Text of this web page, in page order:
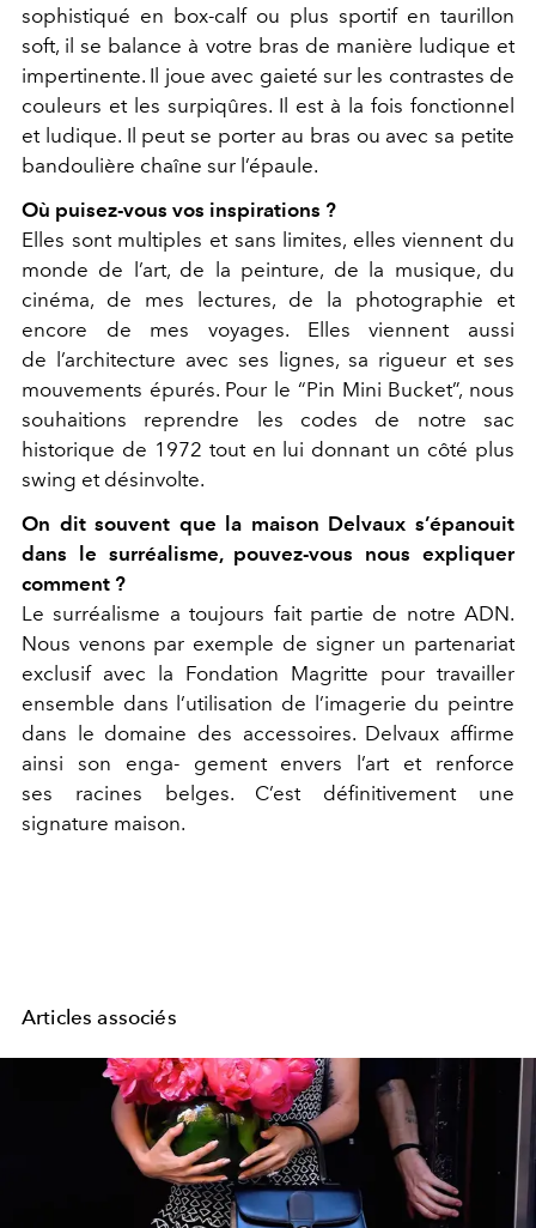
sophistiqué en box-calf ou plus sportif en taurillon
soft, il se balance à votre bras de manière ludique et
impertinente. Il joue avec gaieté sur les contrastes de
couleurs et les surpiqûres. Il est à la fois fonctionnel
et ludique. Il peut se porter au bras ou avec sa petite
bandoulière chaîne sur l’épaule.
Où puisez-vous vos inspirations ?
Elles sont multiples et sans limites, elles viennent du
monde de l’art, de la peinture, de la musique, du
cinéma, de mes lectures, de la photographie et
encore de mes voyages. Elles viennent aussi
de l’architecture avec ses lignes, sa rigueur et ses
mouvements épurés. Pour le “Pin Mini Bucket”, nous
souhaitions reprendre les codes de notre sac
historique de 1972 tout en lui donnant un côté plus
swing et désinvolte.
On dit souvent que la maison Delvaux s’épanouit
dans le surréalisme, pouvez-vous nous expliquer
comment ?
Le surréalisme a toujours fait partie de notre ADN.
Nous venons par exemple de signer un partenariat
exclusif avec la Fondation Magritte pour travailler
ensemble dans l’utilisation de l’imagerie du peintre
dans le domaine des accessoires. Delvaux affirme
ainsi son enga- gement envers l’art et renforce
ses racines belges. C’est définitivement une
signature maison.
Articles associés